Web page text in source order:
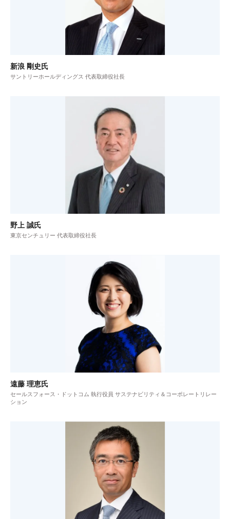
新浪 剛史氏
サントリーホールディングス 代表取締役社長
野上 誠氏
東京センチュリー 代表取締役社長
遠藤 理恵氏
セールスフォース・ドットコム 執行役員 サステナビリティ＆コーポレートリレー
ション